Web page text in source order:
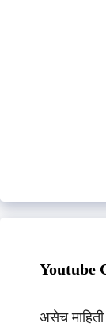
Youtube
असेच